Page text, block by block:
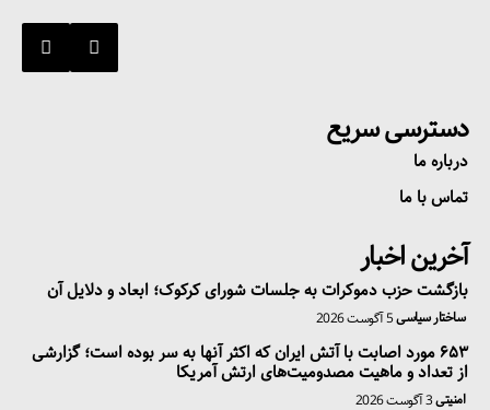
دسترسی سریع
درباره ما
تماس با ما
آخرین اخبار
بازگشت حزب دموکرات به جلسات شورای کرکوک؛ ابعاد و دلایل آن
ساختار سیاسی5 آگوست 2026
۶۵۳ مورد اصابت با آتش ایران که اکثر آنها به سر بوده است؛ گزارشی
از تعداد و ماهیت مصدومیت‌های ارتش آمریکا
امنیتی3 آگوست 2026